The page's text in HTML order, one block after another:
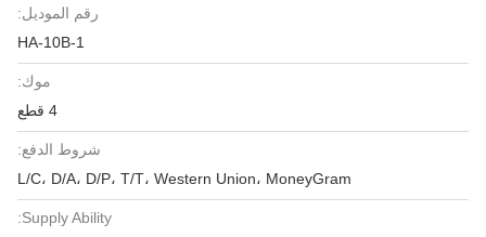
رقم الموديل:
HA-10B-1
موك:
4 قطع
شروط الدفع:
L/C، D/A، D/P، T/T، Western Union، MoneyGram
Supply Ability: